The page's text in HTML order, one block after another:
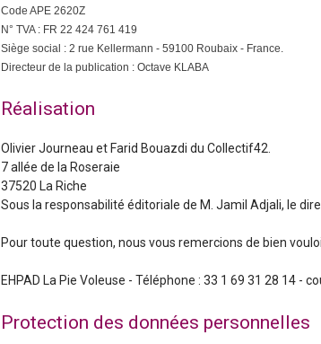
a
P
i
v
o
l
e
u
Code APE 2620Z
N° TVA : FR 22 424 761 419
Siège social : 2 rue Kellermann - 59100 Roubaix - France.
Directeur de la publication : Octave KLABA
Réalisation
Olivier Journeau et Farid Bouazdi du Collectif42.
7 allée de la Roseraie
37520 La Riche
Sous la responsabilité éditoriale de M. Jamil Adjali, le
Pour toute question, nous vous remercions de bien
EHPAD La Pie Voleuse - Téléphone : 33 1 69 31 28 14 -
Protection des données personnelles